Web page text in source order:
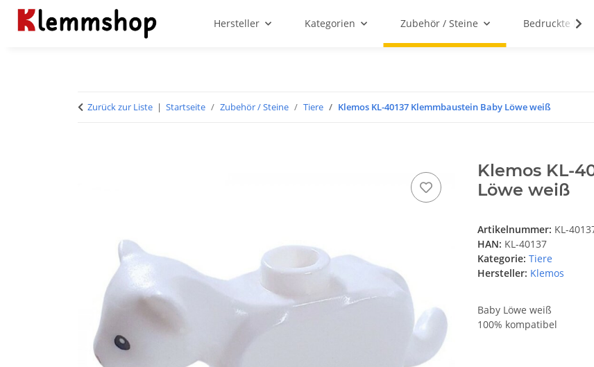
Hersteller Kategorien Zubehör / Steine Bedruckte
Zurück zur Liste Startseite Zubehör / Steine Tiere Klemos KL-40137 Klemmbaustein Baby Löwe weiß
Klemos KL-
Löwe weiß
Artikelnummer: KL-
HAN: KL-40137
Kategorie: Tiere
Hersteller: Klemos
Baby Löwe weiß
100% kompatibel